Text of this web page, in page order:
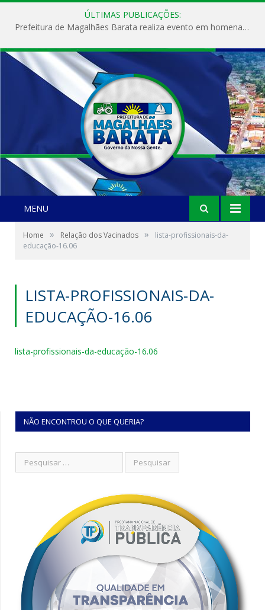
ÚLTIMAS PUBLICAÇÕES:
Prefeitura de Magalhães Barata realiza evento em homenagem ao Dia Internacional da Mulher
MENU
Home » Relação dos Vacinados »
lista-profissionais-da-
educação-16.06
LISTA-PROFISSIONAIS-DA-
EDUCAÇÃO-16.06
lista-profissionais-da-educação-16.06
NÃO ENCONTROU O QUE QUERIA?